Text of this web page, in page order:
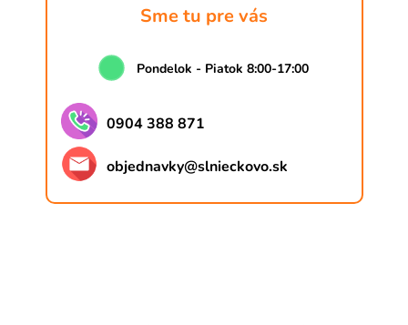
Sme tu pre vás
Pondelok - Piatok 8:00-17:00
0904 388 871
objednavky@slnieckovo.sk